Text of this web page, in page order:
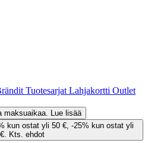
Tuotesarjat Lahjakortti Outlet
maksuaikaa. Lue lisää
kun ostat yli 50 €, -25% kun ostat yli
Kts. ehdot